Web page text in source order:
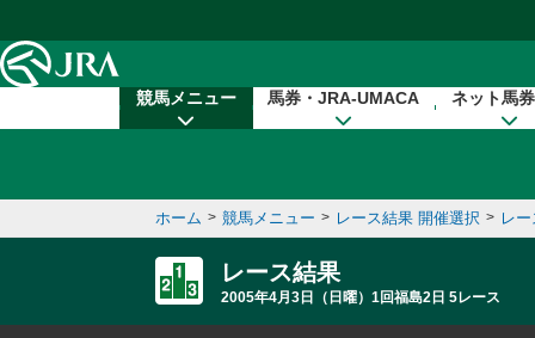
競馬メニュー 馬券・JRA-UMACA ネット馬
ホーム > 競馬メニュー > レース結果 開催選択 > レ
レース結果
2005年4月3日（日曜）1回福島2日 5レース